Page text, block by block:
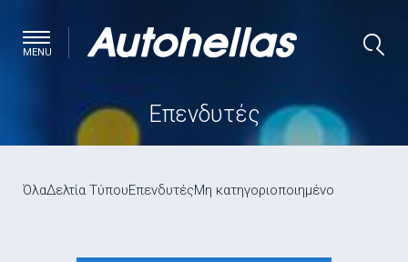
MENU
Επενδυτές
ΌλαΔελτία ΤύπουΕπενδυτέςΜη κατηγοριοποιημένο